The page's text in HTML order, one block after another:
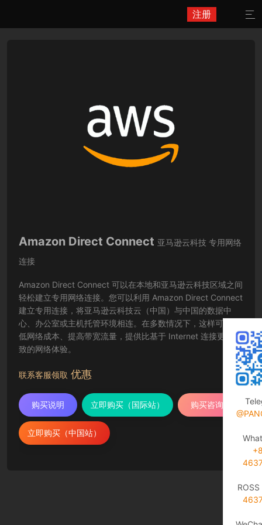
注册 
Amazon Direct Connect 亚马逊云科技 专用网络
连接
Amazon Direct Connect 可以在本地和亚马逊云科技区域之间
轻松建立专用网络连接。您可以利用 Amazon Direct Connect
建立专用连接，将亚马逊云科技云（中国）与中国的数据中
心、办公室或主机托管环境相连。在多数情况下，这样可以降
低网络成本、提高带宽流量，提供比基于 Internet 连接更为一
致的网络体验。
联系客服领取 优惠
购买说明 立即购买（国际站） 购买咨询
立即购买（中国站）